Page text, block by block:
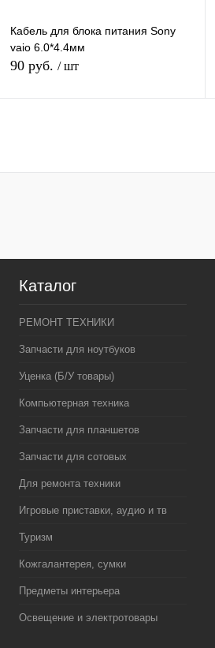
Кабель для блока питания Sony
vaio 6.0*4.4мм
90 руб. / шт
Каталог
РЕМОНТ ТЕХНИКИ
Запчасти для ноутбуков
Уценка (Б/У товары)
Компьютерная техника
Запчасти для планшетов
Запчасти для сотовых
Для ремонта техники
Игровые приставки, аудио и тв
Туризм
Кожгалантерея, сумки
Предметы интерьера
Освещение и электротовары